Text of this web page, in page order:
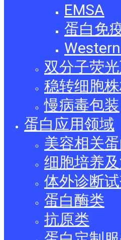
EMSA
蛋白免
双分子荧
稳转细胞
慢病毒包装
蛋白应用领域
美容相关蛋
细胞培养
体外诊断
蛋白酶类
抗原类